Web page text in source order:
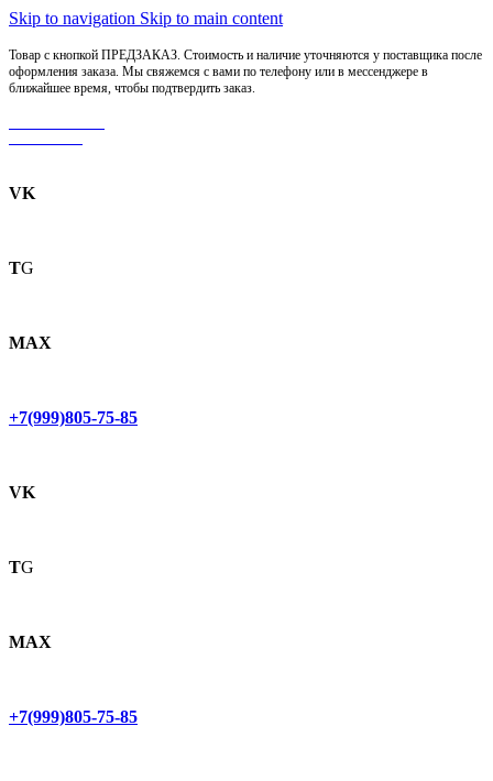
Skip to navigation Skip to main content
Товар с кнопкой ПРЕДЗАКАЗ. Стоимость и наличие уточняются у поставщика после
оформления заказа. Мы свяжемся с вами по телефону или в мессенджере в
ближайшее время, чтобы подтвердить заказ.
VK
TG
MAX
+7(999)805-75-85
VK
TG
MAX
+7(999)805-75-85